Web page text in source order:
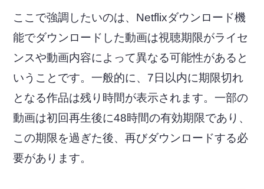
ここで強調したいのは、Netflixダウンロード機
能でダウンロードした動画は視聴期限がライセ
ンスや動画内容によって異なる可能性があると
いうことです。一般的に、7日以内に期限切れ
となる作品は残り時間が表示されます。一部の
動画は初回再生後に48時間の有効期限であり、
この期限を過ぎた後、再びダウンロードする必
要があります。